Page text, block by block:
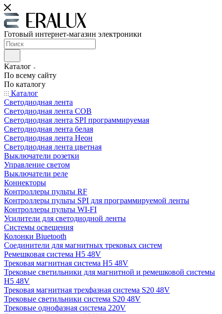
Готовый интернет-магазин электроники
Каталог
По всему сайту
По каталогу
Каталог
Светодиодная лента
Светодиодная лента COB
Светодиодная лента SPI программируемая
Светодиодная лента белая
Светодиодная лента Неон
Светодиодная лента цветная
Выключатели розетки
Управление светом
Выключатели реле
Коннекторы
Контроллеры пульты RF
Контроллеры пульты SPI для программируемой ленты
Контроллеры пульты WI-FI
Усилители для светодиодной ленты
Системы освещения
Колонки Biuetooth
Соединители для магнитных трековых систем
Ремешковая система H5 48V
Трековая магнитная система H5 48V
Трековые светильники для магнитной и ремешковой системы
H5 48V
Трековая магнитная трехфазная система S20 48V
Трековые светильники система S20 48V
Трековые однофазная система 220V